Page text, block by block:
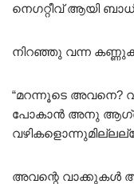
നെഗറ്റീവ് ആയി
നിറഞ്ഞു വന്ന
“മറന്നൂടെ അവനെ?
പോകാൻ അനു
അവന്റെ വാക്കുകൾ